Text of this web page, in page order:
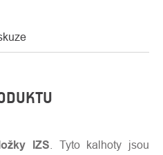
IZS . Tyto kalhoty jsou